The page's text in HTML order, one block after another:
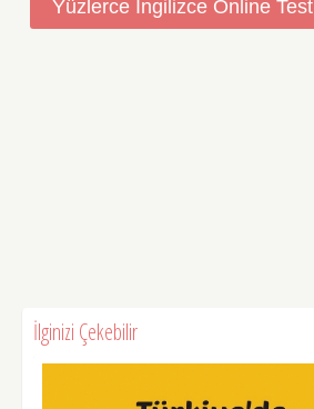
Yüzlerce İngilizce Online Test
İlginizi Çekebilir